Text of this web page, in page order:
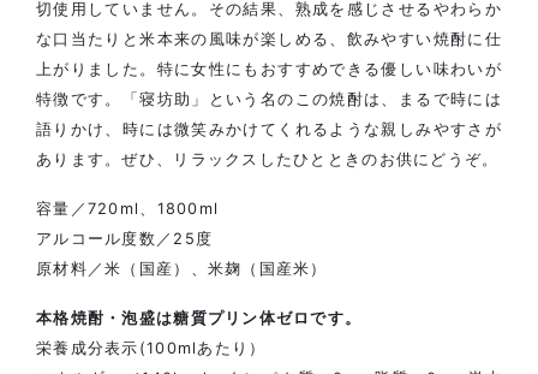
切使用していません。その結果、熟成を感じさせるやわらか
な口当たりと米本来の風味が楽しめる、飲みやすい焼酎に仕
上がりました。特に女性にもおすすめできる優しい味わいが
特徴です。「寝坊助」という名のこの焼酎は、まるで時には
語りかけ、時には微笑みかけてくれるような親しみやすさが
あります。ぜひ、リラックスしたひとときのお供にどうぞ。
容量／720ml、1800ml
アルコール度数／25度
原材料／米（国産）、米麹（国産米）
本格焼酎・泡盛は糖質プリン体ゼロです。
栄養成分表示(100mlあたり）